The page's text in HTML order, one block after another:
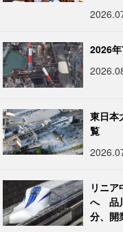
2026
東日本
覧
リニ
へ 品
分、開